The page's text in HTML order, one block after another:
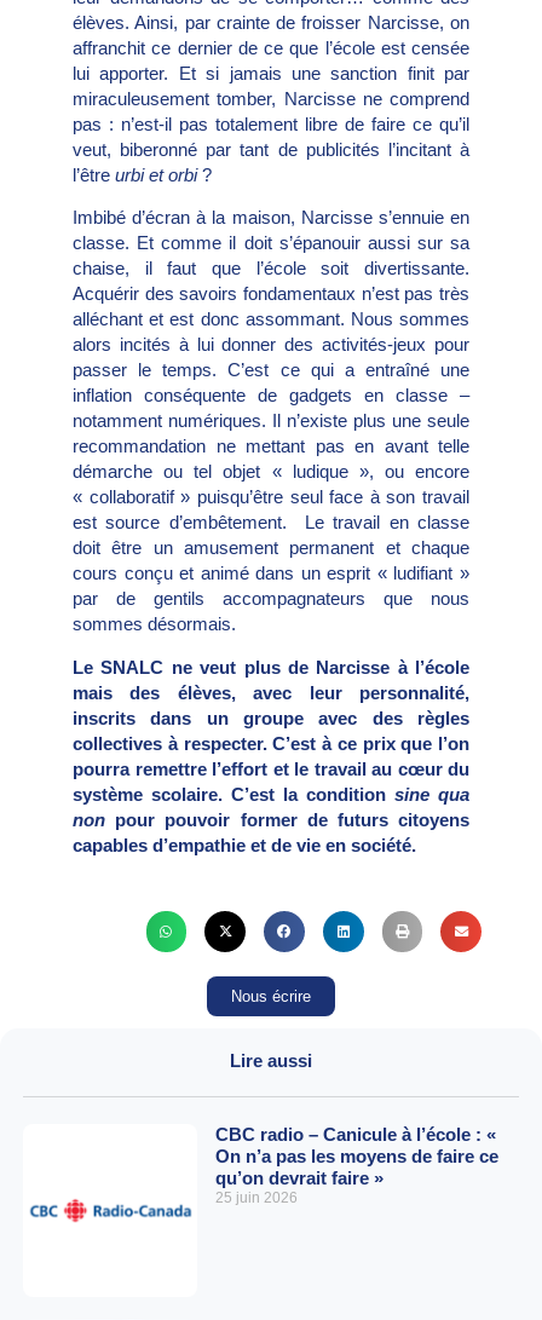
élèves. Ainsi, par crainte de froisser Narcisse, on
affranchit ce dernier de ce que l’école est censée
lui apporter. Et si jamais une sanction finit par
miraculeusement tomber, Narcisse ne comprend
pas : n’est-il pas totalement libre de faire ce qu’il
veut, biberonné par tant de publicités l’incitant à
l’être urbi et orbi?
Imbibé d’écran à la maison, Narcisse s’ennuie en
classe. Et comme il doit s’épanouir aussi sur sa
chaise, il faut que l’école soit divertissante.
Acquérir des savoirs fondamentaux n’est pas très
alléchant et est donc assommant. Nous sommes
alors incités à lui donner des activités-jeux pour
passer le temps. C’est ce qui a entraîné une
inflation conséquente de gadgets en classe –
notamment numériques. Il n’existe plus une seule
recommandation ne mettant pas en avant telle
démarche ou tel objet « ludique », ou encore
« collaboratif » puisqu’être seul face à son travail
est source d’embêtement.
Le travail en classe
doit être un amusement permanent et chaque
cours conçu et animé dans un esprit « ludifiant »
par de gentils accompagnateurs que nous
sommes désormais.
Le SNALC ne veut plus de Narcisse à l’école
mais des élèves, avec leur personnalité,
inscrits dans un groupe avec des règles
collectives à respecter. C’est à ce prix que l’on
pourra remettre l’effort et le travail au cœur du
système scolaire. C’est la condition sine qua
non pour pouvoir former de futurs citoyens
capables d’empathie et de vie en société.
Nous écrire
Lire aussi
CBC radio – Canicule à l’école : «
On n’a pas les moyens de faire ce
qu’on devrait faire »
25 juin 2026